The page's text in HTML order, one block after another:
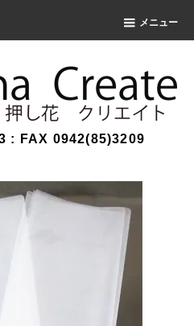
メニュー
: FAX 0942(85)3209